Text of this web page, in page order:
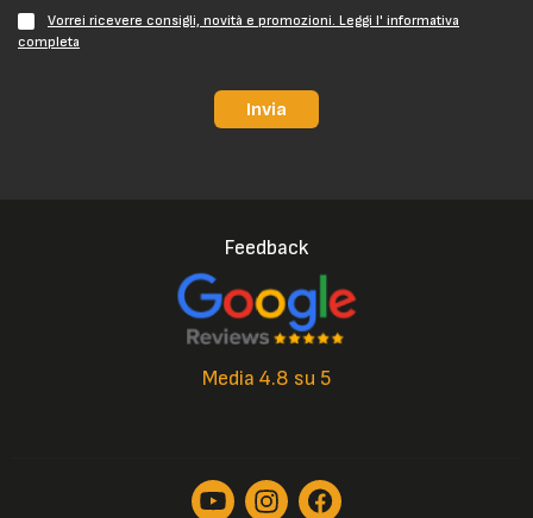
Vorrei ricevere consigli, novità e promozioni. Leggi l' informativa
completa
Invia
Feedback
Media 4.8 su 5